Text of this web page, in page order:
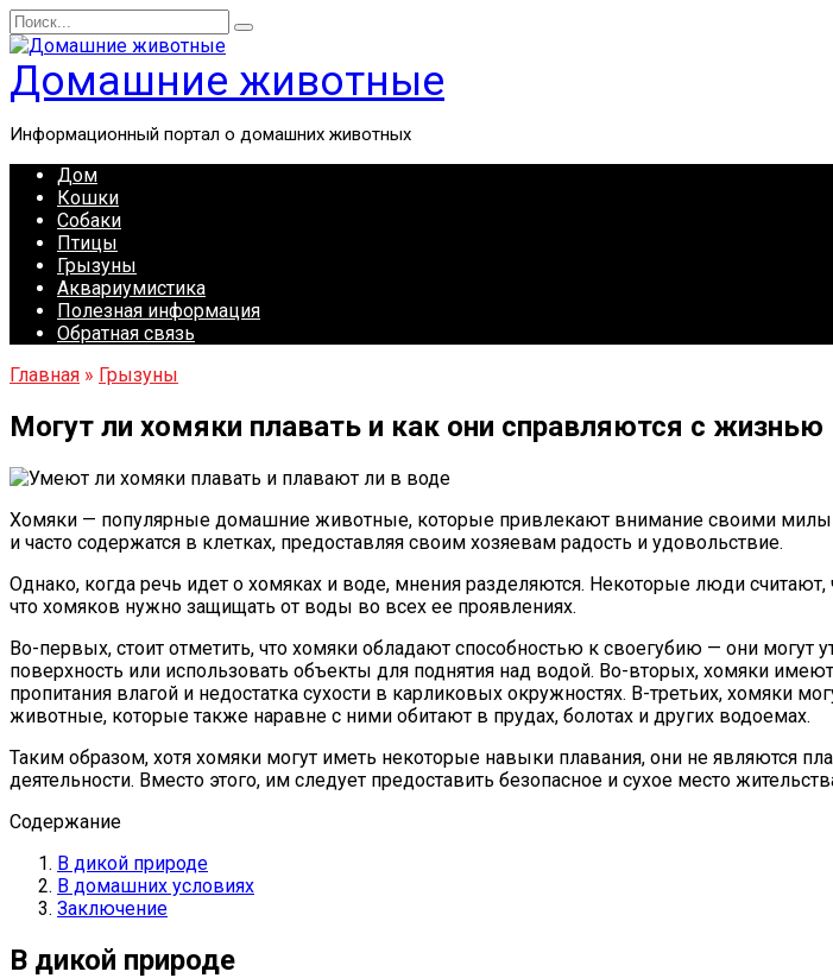
Перейти
к
содержанию
Search
for:
Домашние животные
Информационный портал о домашних животных
Дом
Кошки
Собаки
Птицы
Грызуны
Аквариумистика
Полезная информация
Обратная связь
Главная » Грызуны
Могут ли хомяки плавать и как они справляются с жизнью
Хомяки — популярные домашние животные, которые привлекают внимание своими
и часто содержатся в клетках, предоставляя своим хозяевам радость и удовольствие.
Однако, когда речь идет о хомяках и воде, мнения разделяются. Некоторые люди
что хомяков нужно защищать от воды во всех ее проявлениях.
Во-первых, стоит отметить, что хомяки обладают способностью к своегубию — они могут
поверхность или использовать объекты для поднятия над водой. Во-вторых, хомяки
пропитания влагой и недостатка сухости в карликовых окружностях. В-третьих, хомяки
животные, которые также наравне с ними обитают в прудах, болотах и других водоемах.
Таким образом, хотя хомяки могут иметь некоторые навыки плавания, они не
деятельности. Вместо этого, им следует предоставить безопасное и сухое место
Содержание
В дикой природе
В домашних условиях
Заключение
В дикой природе